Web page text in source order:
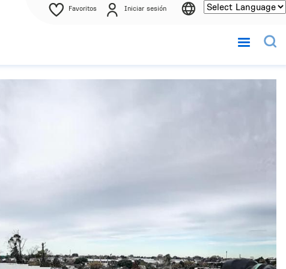
Favoritos Iniciar sesión